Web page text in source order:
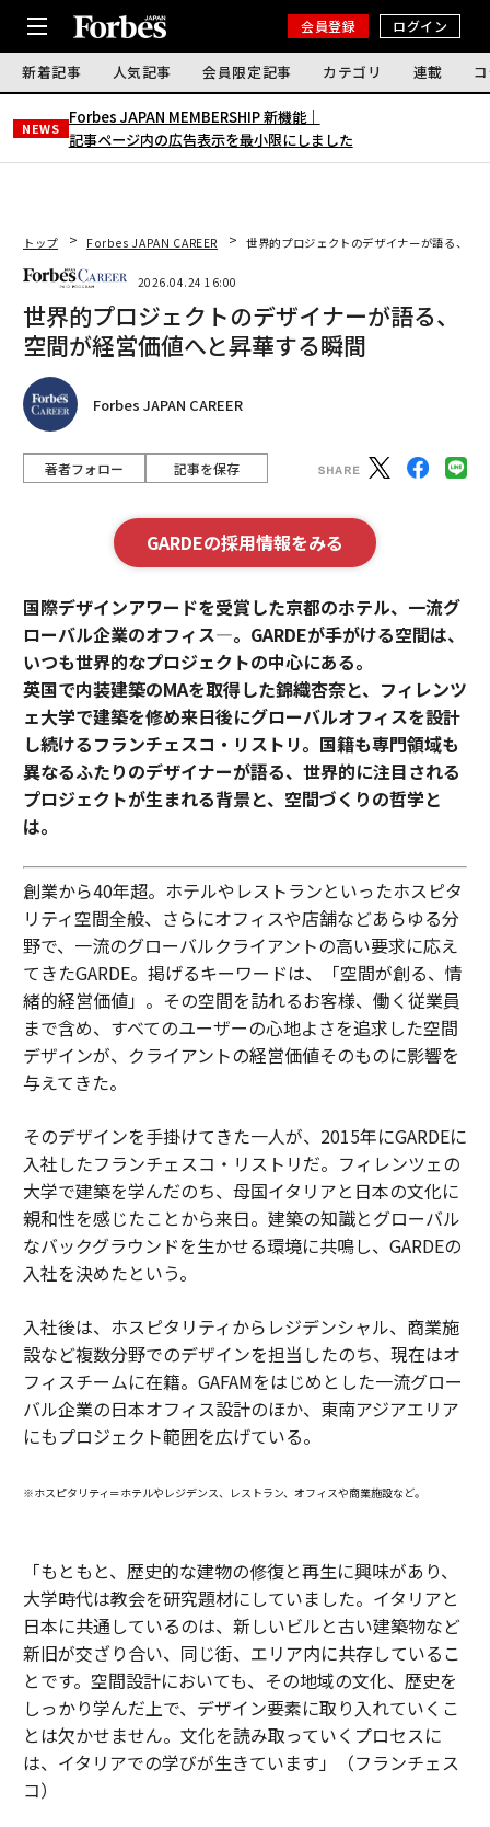
会員登録 ログイン
新着記事 人気記事 会員限定記事 カテゴリ 連載
NEWS
Forbes JAPAN MEMBERSHIP 新機能｜
記事ページ内の広告表示を最小限にしました
トップ Forbes JAPAN CAREER 世界的プロジェクトのデザイナーが語る、空
2026.04.24 16:00
世界的プロジェクトのデザイナーが語る、
空間が経営価値へと昇華する瞬間
Forbes JAPAN CAREER
著者フォロー 記事を保存
GARDEの採用情報をみる
国際デザインアワードを受賞した京都のホテル、一流グ
ローバル企業のオフィス—。GARDEが手がける空間は、
いつも世界的なプロジェクトの中心にある。
英国で内装建築のMAを取得した錦織杏奈と、フィレンツ
ェ大学で建築を修め来日後にグローバルオフィスを設計
し続けるフランチェスコ・リストリ。国籍も専門領域も
異なるふたりのデザイナーが語る、世界的に注目される
プロジェクトが生まれる背景と、空間づくりの哲学と
は。
創業から40年超。ホテルやレストランといったホスピタ
リティ空間全般、さらにオフィスや店舗などあらゆる分
野で、一流のグローバルクライアントの高い要求に応え
てきたGARDE。掲げるキーワードは、「空間が創る、情
緒的経営価値」。その空間を訪れるお客様、働く従業員
まで含め、すべてのユーザーの心地よさを追求した空間
デザインが、クライアントの経営価値そのものに影響を
与えてきた。
そのデザインを手掛けてきた一人が、2015年にGARDEに
入社したフランチェスコ・リストリだ。フィレンツェの
大学で建築を学んだのち、母国イタリアと日本の文化に
親和性を感じたことから来日。建築の知識とグローバル
なバックグラウンドを生かせる環境に共鳴し、GARDEの
入社を決めたという。
入社後は、ホスピタリティからレジデンシャル、商業施
設など複数分野でのデザインを担当したのち、現在はオ
フィスチームに在籍。GAFAMをはじめとした一流グロー
バル企業の日本オフィス設計のほか、東南アジアエリア
にもプロジェクト範囲を広げている。
※ホスピタリティ＝ホテルやレジデンス、レストラン、オフィスや商業施設など。
「もともと、歴史的な建物の修復と再生に興味があり、
大学時代は教会を研究題材にしていました。イタリアと
日本に共通しているのは、新しいビルと古い建築物など
新旧が交ざり合い、同じ街、エリア内に共存しているこ
とです。空間設計においても、その地域の文化、歴史を
しっかり学んだ上で、デザイン要素に取り入れていくこ
とは欠かせません。文化を読み取っていくプロセスに
は、イタリアでの学びが生きています」（フランチェス
コ）